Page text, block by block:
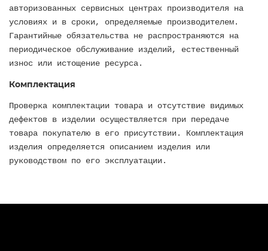
авторизованных сервисных центрах производителя на
условиях и в сроки, определяемые производителем.
Гарантийные обязательства не распространяются на
периодическое обслуживание изделий, естественный
износ или истощение ресурса.
Комплектация
Проверка комплектации товара и отсутствие видимых
дефектов в изделии осуществляется при передаче
товара покупателю в его присутствии. Комплектация
изделия определяется описанием изделия или
руководством по его эксплуатации.